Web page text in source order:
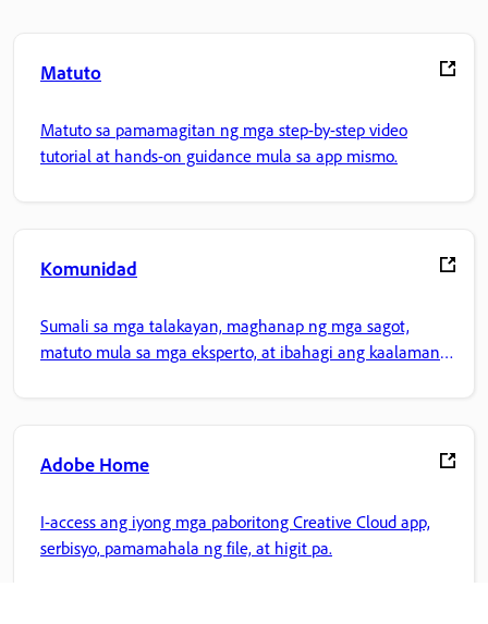
Matuto
Matuto sa pamamagitan ng mga step-by-step video
tutorial at hands-on guidance mula sa app mismo.
Komunidad
Sumali sa mga talakayan, maghanap ng mga sagot,
matuto mula sa mga eksperto, at ibahagi ang kaalaman
Adobe Home
I-access ang iyong mga paboritong Creative Cloud app,
serbisyo, pamamahala ng file, at higit pa.